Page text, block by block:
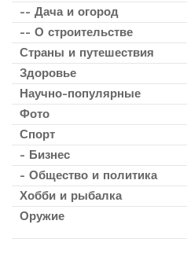
-- Дача и огород
-- О строительстве
Страны и путешествия
Здоровье
Научно-популярные
Фото
Спорт
- Бизнес
- Общество и политика
Хобби и рыбалка
Оружие